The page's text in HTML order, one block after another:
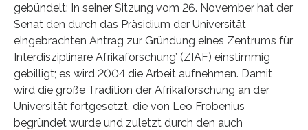
gebündelt: In seiner Sitzung vom 26. November hat der
Senat den durch das Präsidium der Universität
eingebrachten Antrag zur Gründung eines Zentrums für
Interdisziplinäre Afrikaforschung’ (ZIAF) einstimmig
gebilligt; es wird 2004 die Arbeit aufnehmen. Damit
wird die große Tradition der Afrikaforschung an der
Universität fortgesetzt, die von Leo Frobenius
begründet wurde und zuletzt durch den auch